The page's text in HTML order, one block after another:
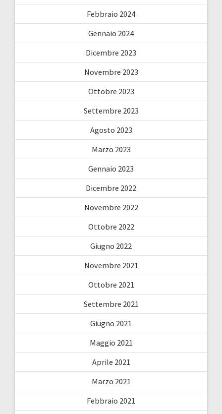
Febbraio 2024
Gennaio 2024
Dicembre 2023
Novembre 2023
Ottobre 2023
Settembre 2023
Agosto 2023
Marzo 2023
Gennaio 2023
Dicembre 2022
Novembre 2022
Ottobre 2022
Giugno 2022
Novembre 2021
Ottobre 2021
Settembre 2021
Giugno 2021
Maggio 2021
Aprile 2021
Marzo 2021
Febbraio 2021